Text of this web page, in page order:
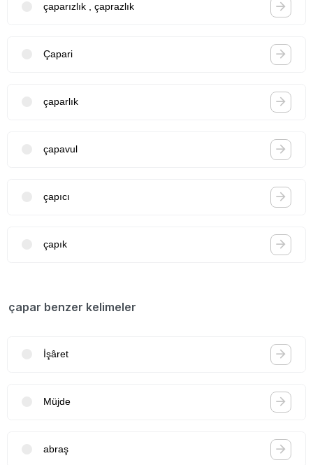
çaparızlık , çaprazlık
Çapari
çaparlık
çapavul
çapıcı
çapık
çapar benzer kelimeler
İşâret
Müjde
abraş